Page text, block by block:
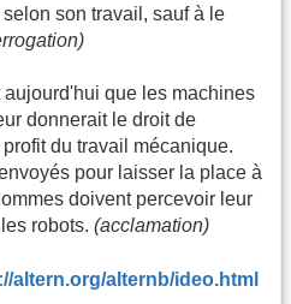
son travail, sauf à le
que les machines
donnerait le droit de
du travail mécanique.
pour laisser la place à
doivent percevoir leur
robots. (acclamation)
altern.org/alternb/ideo.html